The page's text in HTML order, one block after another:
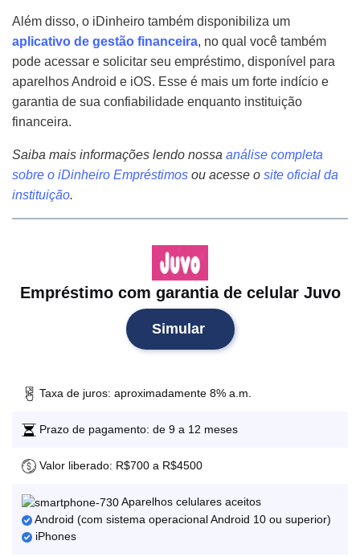
Além disso, o iDinheiro também disponibiliza um
aplicativo de gestão financeira, no qual você também
pode acessar e solicitar seu empréstimo, disponível para
aparelhos Android e iOS. Esse é mais um forte indício e
garantia de sua confiabilidade enquanto instituição
financeira.
Saiba mais informações lendo nossa análise completa
sobre o iDinheiro Empréstimos ou acesse o site oficial da
instituição.
Empréstimo com garantia de celular Juvo
Simular
Taxa de juros: aproximadamente 8% a.m.
Prazo de pagamento: de 9 a 12 meses
Valor liberado: R$700 a R$4500
Aparelhos celulares aceitos
Android (com sistema operacional Android 10 ou superior)
iPhones